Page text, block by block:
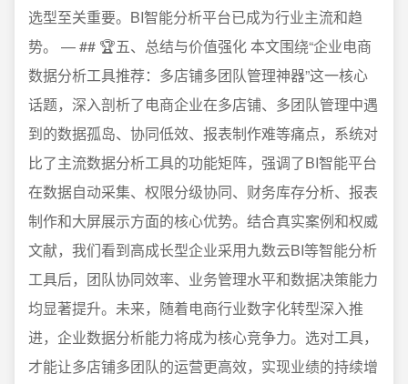
选型至关重要。BI智能分析平台已成为行业主流和趋
势。 — ## 🏆五、总结与价值强化 本文围绕“企业电商
数据分析工具推荐：多店铺多团队管理神器”这一核心
话题，深入剖析了电商企业在多店铺、多团队管理中遇
到的数据孤岛、协同低效、报表制作难等痛点，系统对
比了主流数据分析工具的功能矩阵，强调了BI智能平台
在数据自动采集、权限分级协同、财务库存分析、报表
制作和大屏展示方面的核心优势。结合真实案例和权威
文献，我们看到高成长型企业采用九数云BI等智能分析
工具后，团队协同效率、业务管理水平和数据决策能力
均显著提升。未来，随着电商行业数字化转型深入推
进，企业数据分析能力将成为核心竞争力。选对工具，
才能让多店铺多团队的运营更高效，实现业绩的持续增